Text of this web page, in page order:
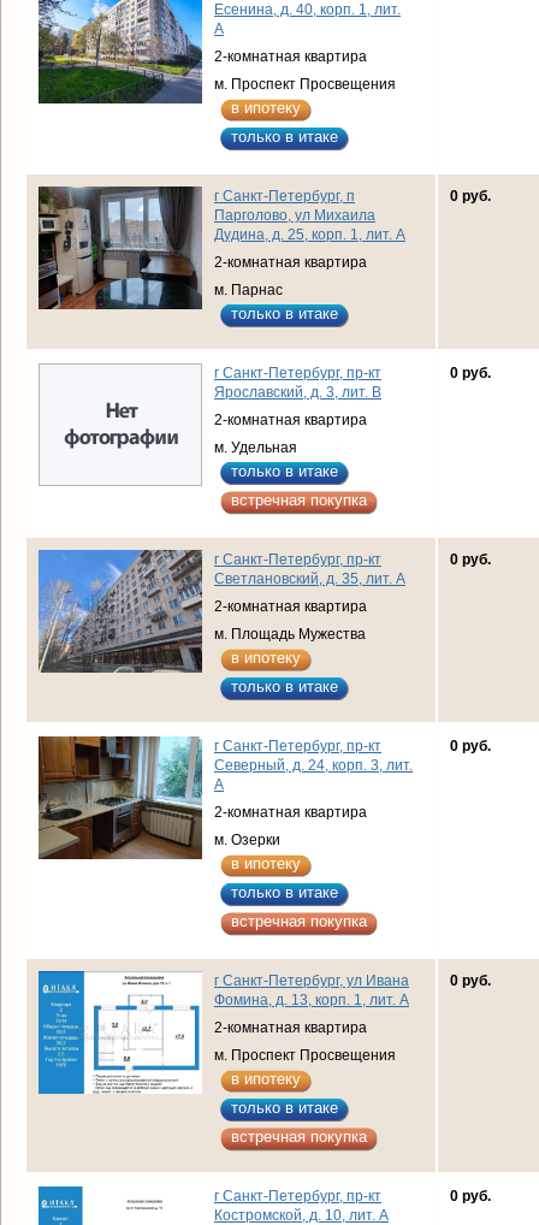
Есенина, д. 40, корп. 1, лит.
А
2-комнатная квартира
м. Проспект Просвещения
в ипотеку
только в итаке
г Санкт-Петербург, п
Парголово, ул Михаила
Дудина, д. 25, корп. 1, лит. А
2-комнатная квартира
м. Парнас
только в итаке
0 руб.
г Санкт-Петербург, пр-кт
Ярославский, д. 3, лит. В
2-комнатная квартира
м. Удельная
только в итаке
встречная покупка
0 руб.
г Санкт-Петербург, пр-кт
Светлановский, д. 35, лит. А
2-комнатная квартира
м. Площадь Мужества
в ипотеку
только в итаке
0 руб.
г Санкт-Петербург, пр-кт
Северный, д. 24, корп. 3, лит.
А
2-комнатная квартира
м. Озерки
в ипотеку
только в итаке
встречная покупка
0 руб.
г Санкт-Петербург, ул Ивана
Фомина, д. 13, корп. 1, лит. А
2-комнатная квартира
м. Проспект Просвещения
в ипотеку
только в итаке
встречная покупка
0 руб.
г Санкт-Петербург, пр-кт
Костромской, д. 10, лит. А
0 руб.